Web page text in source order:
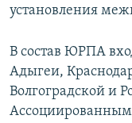
установления
В состав ЮРПА
Адыгеи,
Волгоградской и